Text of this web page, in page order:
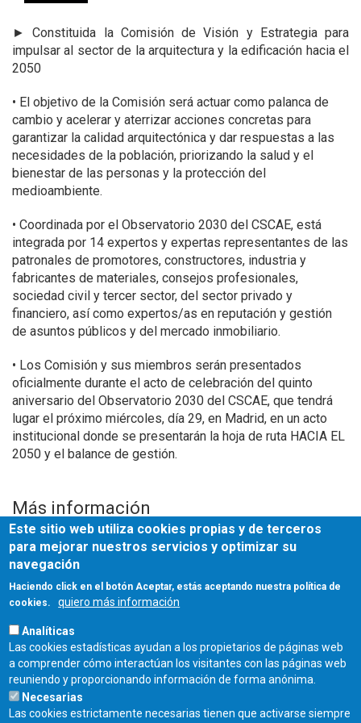
►Constituida la Comisión de Visión y Estrategia para
impulsar al sector de la arquitectura y la edificación hacia el
2050
• El objetivo de la Comisión será actuar como palanca de
cambio y acelerar y aterrizar acciones concretas para
garantizar la calidad arquitectónica y dar respuestas a las
necesidades de la población, priorizando la salud y el
bienestar de las personas y la protección del
medioambiente.
• Coordinada por el Observatorio 2030 del CSCAE, está
integrada por 14 expertos y expertas representantes de las
patronales de promotores, constructores, industria y
fabricantes de materiales, consejos profesionales,
sociedad civil y tercer sector, del sector privado y
financiero, así como expertos/as en reputación y gestión
de asuntos públicos y del mercado inmobiliario.
• Los Comisión y sus miembros serán presentados
oficialmente durante el acto de celebración del quinto
aniversario del Observatorio 2030 del CSCAE, que tendrá
lugar el próximo miércoles, día 29, en Madrid, en un acto
institucional donde se presentarán la hoja de ruta HACIA EL
2050 y el balance de gestión.
Más información
publicaciónCSCAE
notade prensa
Fuente
CSCAE
Este sitio web utiliza cookies propias y de terceros
para mejorar nuestros servicios y optimizar su
navegación
Haciendo click en el botón Aceptar, estás aceptando nuestra política de
cookies.
quiero más información
Analíticas
Las cookies estadísticas ayudan a los propietarios de páginas web
a comprender cómo interactúan los visitantes con las páginas web
reuniendo y proporcionando información de forma anónima.
Necesarias
Las cookies estrictamente necesarias tienen que activarse siempre